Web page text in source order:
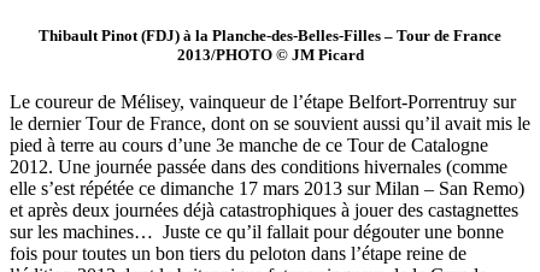
Thibault Pinot (FDJ) à la Planche-des-Belles-Filles – Tour de France
2013/PHOTO © JM Picard
Le coureur de Mélisey, vainqueur de l’étape Belfort-Porrentruy sur
le dernier Tour de France, dont on se souvient aussi qu’il avait mis le
pied à terre au cours d’une 3e manche de ce Tour de Catalogne
2012. Une journée passée dans des conditions hivernales (comme
elle s’est répétée ce dimanche 17 mars 2013 sur Milan – San Remo)
et après deux journées déjà catastrophiques à jouer des castagnettes
sur les machines… Juste ce qu’il fallait pour dégouter une bonne
fois pour toutes un bon tiers du peloton dans l’étape reine de